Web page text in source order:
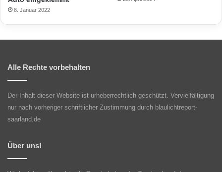
8. Januar 2022
Alle Rechte vorbehalten
Der Inhalt dieser Website ist urheberrechtlich geschützt. Vervielfältigung
nur nach vorheriger schriftlicher Zustimmung durch blaulichtreport-
saarland.de
Über uns!